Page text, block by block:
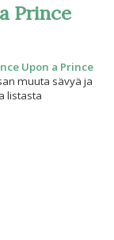
Prince
Upon a Prince
muuta sävyä ja
listasta